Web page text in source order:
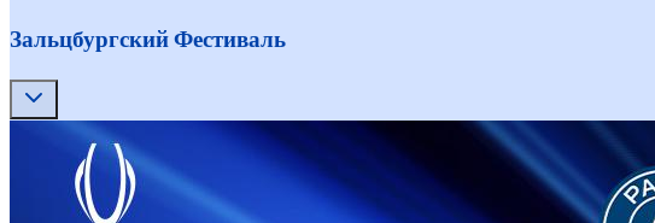
Зальцбургский Фестиваль